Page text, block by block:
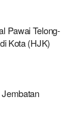
Pawai Telong-
Kota (HJK)